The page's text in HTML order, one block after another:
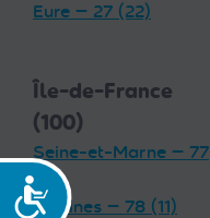
Accessibilité
Eure — 27 (22)
Île-de-France
(100)
Seine-et-Marne — 77
(19)
Yvelines — 78 (11)